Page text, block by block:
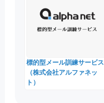
標的型メール訓練サービス
（株式会社アルファネッ
ト）